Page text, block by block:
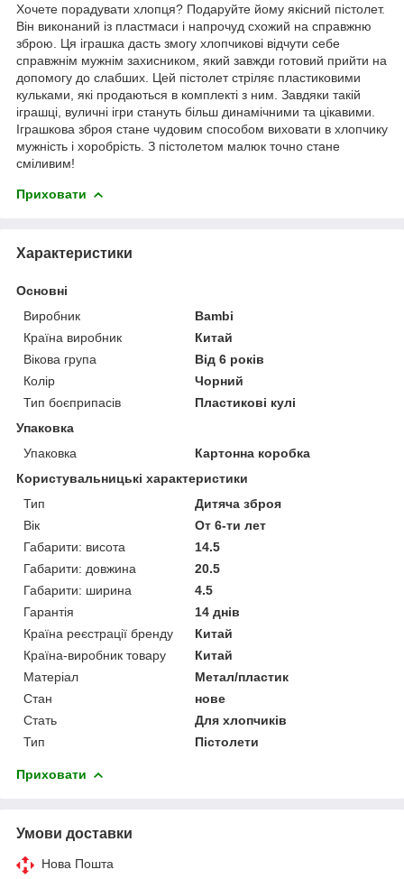
Хочете порадувати хлопця? Подаруйте йому якісний пістолет.
Він виконаний із пластмаси і напрочуд схожий на справжню
зброю. Ця іграшка дасть змогу хлопчикові відчути себе
справжнім мужнім захисником, який завжди готовий прийти на
допомогу до слабших. Цей пістолет стріляє пластиковими
кульками, які продаються в комплекті з ним. Завдяки такій
іграшці, вуличні ігри стануть більш динамічними та цікавими.
Іграшкова зброя стане чудовим способом виховати в хлопчику
мужність і хоробрість. З пістолетом малюк точно стане
сміливим!
Приховати
Характеристики
Основні
Виробник
Bambi
Країна виробник
Китай
Вікова група
Від 6 років
Колір
Чорний
Тип боєприпасів
Пластикові кулі
Упаковка
Упаковка
Картонна коробка
Користувальницькі характеристики
Тип
Дитяча зброя
Вік
От 6-ти лет
Габарити: висота
14.5
Габарити: довжина
20.5
Габарити: ширина
4.5
Гарантія
14 днів
Країна реєстрації бренду
Китай
Країна-виробник товару
Китай
Матеріал
Метал/пластик
Стан
нове
Стать
Для хлопчиків
Тип
Пістолети
Приховати
Умови доставки
Нова Пошта